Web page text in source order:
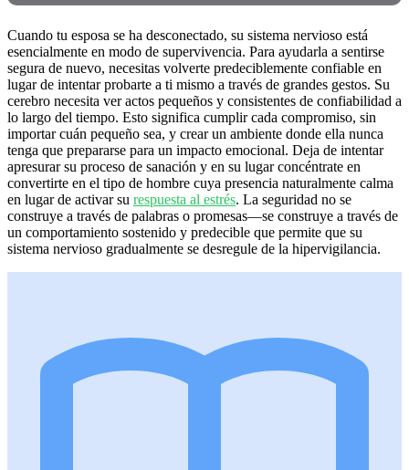
Cuando tu esposa se ha desconectado, su sistema nervioso está
esencialmente en modo de supervivencia. Para ayudarla a sentirse
segura de nuevo, necesitas volverte predeciblemente confiable en
lugar de intentar probarte a ti mismo a través de grandes gestos. Su
cerebro necesita ver actos pequeños y consistentes de confiabilidad a
lo largo del tiempo. Esto significa cumplir cada compromiso, sin
importar cuán pequeño sea, y crear un ambiente donde ella nunca
tenga que prepararse para un impacto emocional. Deja de intentar
apresurar su proceso de sanación y en su lugar concéntrate en
convertirte en el tipo de hombre cuya presencia naturalmente calma
en lugar de activar su respuesta al estrés. La seguridad no se
construye a través de palabras o promesas—se construye a través de
un comportamiento sostenido y predecible que permite que su
sistema nervioso gradualmente se desregule de la hipervigilancia.